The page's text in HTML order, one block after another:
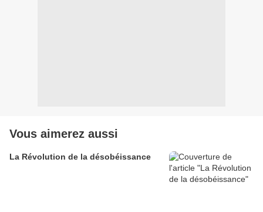
Vous aimerez aussi
La Révolution de la désobéissance